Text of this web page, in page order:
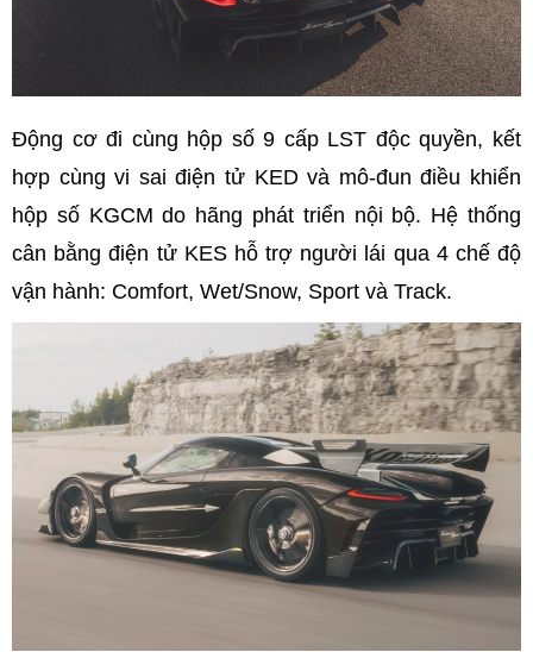
Động cơ đi cùng hộp số 9 cấp LST độc quyền, kết
hợp cùng vi sai điện tử KED và mô-đun điều khiển
hộp số KGCM do hãng phát triển nội bộ. Hệ thống
cân bằng điện tử KES hỗ trợ người lái qua 4 chế độ
vận hành: Comfort, Wet/Snow, Sport và Track.